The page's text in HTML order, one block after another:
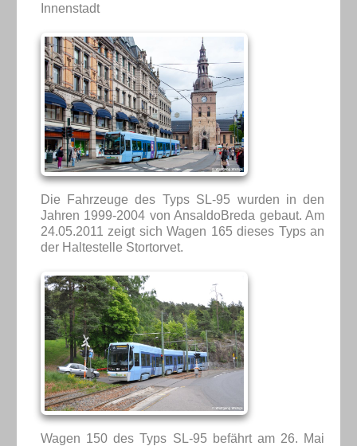
Innenstadt
Die Fahrzeuge des Typs SL-95 wurden in den
Jahren 1999-2004 von AnsaldoBreda gebaut. Am
24.05.2011 zeigt sich Wagen 165 dieses Typs an
der Haltestelle Stortorvet.
Wagen 150 des Typs SL-95 befährt am 26. Mai